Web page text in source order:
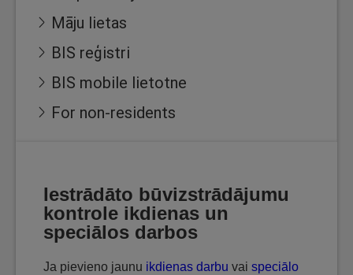
Māju lietas
BIS reģistri
BIS mobile lietotne
For non-residents
Iestrādāto būvizstrādājumu
kontrole ikdienas un
speciālos darbos
Ja pievieno jaunu ikdienas darbu vai speciālo